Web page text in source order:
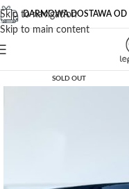
Skip to navigation
Skip to main content
DARMOWA DOSTAWA OD
SOLD OUT